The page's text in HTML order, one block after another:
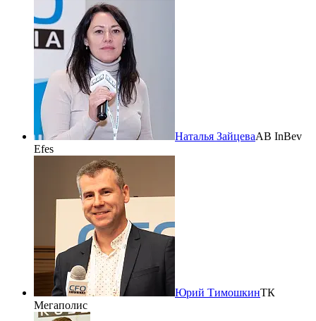
Наталья ЗайцеваAB InBev
Efes
Юрий ТимошкинТК
Мегаполис